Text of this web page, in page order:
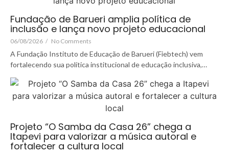
Fundação de Barueri amplia política de
inclusão e lança novo projeto educacional
06/08/2026 / No Comments
A Fundação Instituto de Educação de Barueri (Fiebtech) vem
fortalecendo sua política institucional de educação inclusiva,…
Projeto “O Samba da Casa 26” chega a
Itapevi para valorizar a música autoral e
fortalecer a cultura local